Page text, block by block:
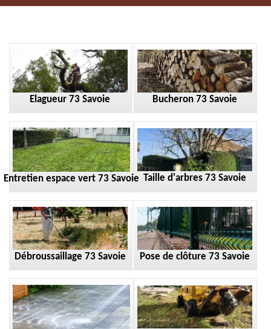
Elagueur 73 Savoie Bucheron 73 Savoie
Entretien espace vert 73 Savoie Taille d'arbres 73 Savoie
Débroussaillage 73 Savoie Pose de clôture 73 Savoie